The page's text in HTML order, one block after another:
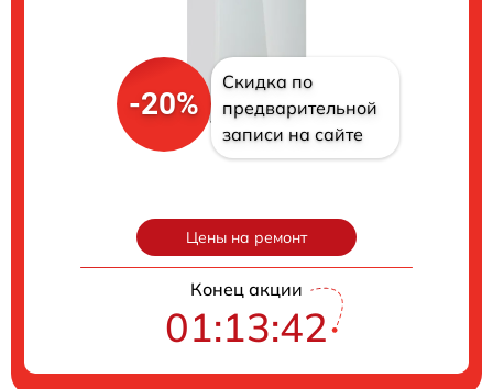
-20%
Скидка по
предварительной
записи на сайте
Цены на ремонт
Конец акции
01:13:40